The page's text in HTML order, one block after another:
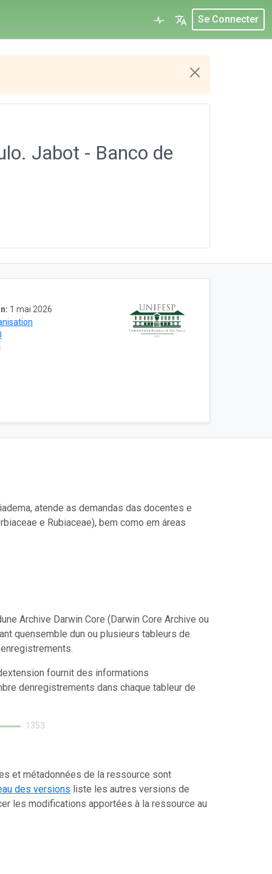
Se Connecter
Jabot - Banco de
1 mai 2026
atende as demandas das docentes e
e Rubiaceae), bem como em áreas
Archive Darwin Core (Darwin Core Archive ou
quensemble dun ou plusieurs tableurs de
fournit des informations
denregistrements dans chaque tableur de
1353
et métadonnées de la ressource sont
des versions liste les autres versions de
les modifications apportées à la ressource au